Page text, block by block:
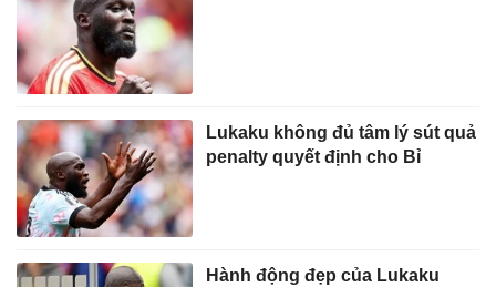
Lukaku không đủ tâm lý sút quả
penalty quyết định cho Bỉ
Hành động đẹp của Lukaku